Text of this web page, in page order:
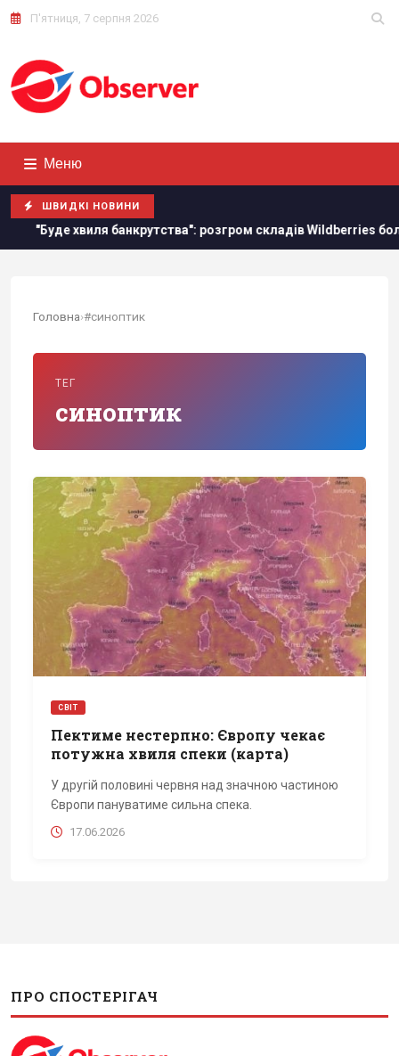
П'ятниця, 7 серпня 2026
Меню
ШВИДКІ НОВИНИ
хвиля банкрутства": розгром складів Wildberries боляче
Головна›#синоптик
ТЕГ
синоптик
СВІТ
Пектиме нестерпно: Європу чекає
потужна хвиля спеки (карта)
У другій половині червня над значною частиною
Європи пануватиме сильна спека.
17.06.2026
ПРО СПОСТЕРІГАЧ